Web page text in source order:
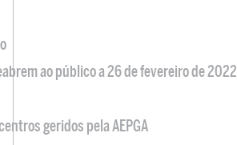
ao público a 26 de fevereiro de 2022
geridos pela AEPGA